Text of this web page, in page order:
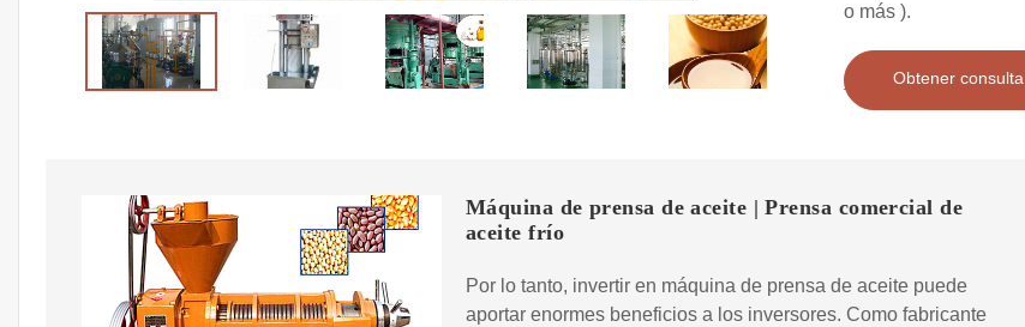
o más ).
Obtener consulta
Máquina de prensa de aceite | Prensa comercial de
aceite frío
Por lo tanto, invertir en máquina de prensa de aceite puede
aportar enormes beneficios a los inversores. Como fabricante